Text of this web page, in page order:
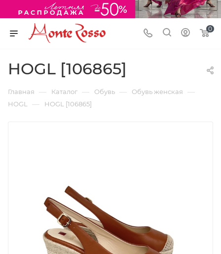
0
HOGL [106865]
Главная — Каталог — Обувь — Обувь женская —
HOGL — HOGL [106865]